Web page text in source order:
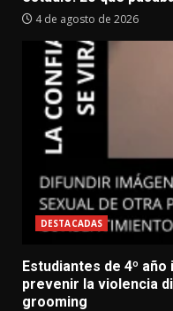
4 de agosto de 2026
DESTACADAS
Estudiantes de 4º año
prevenir la violencia
grooming